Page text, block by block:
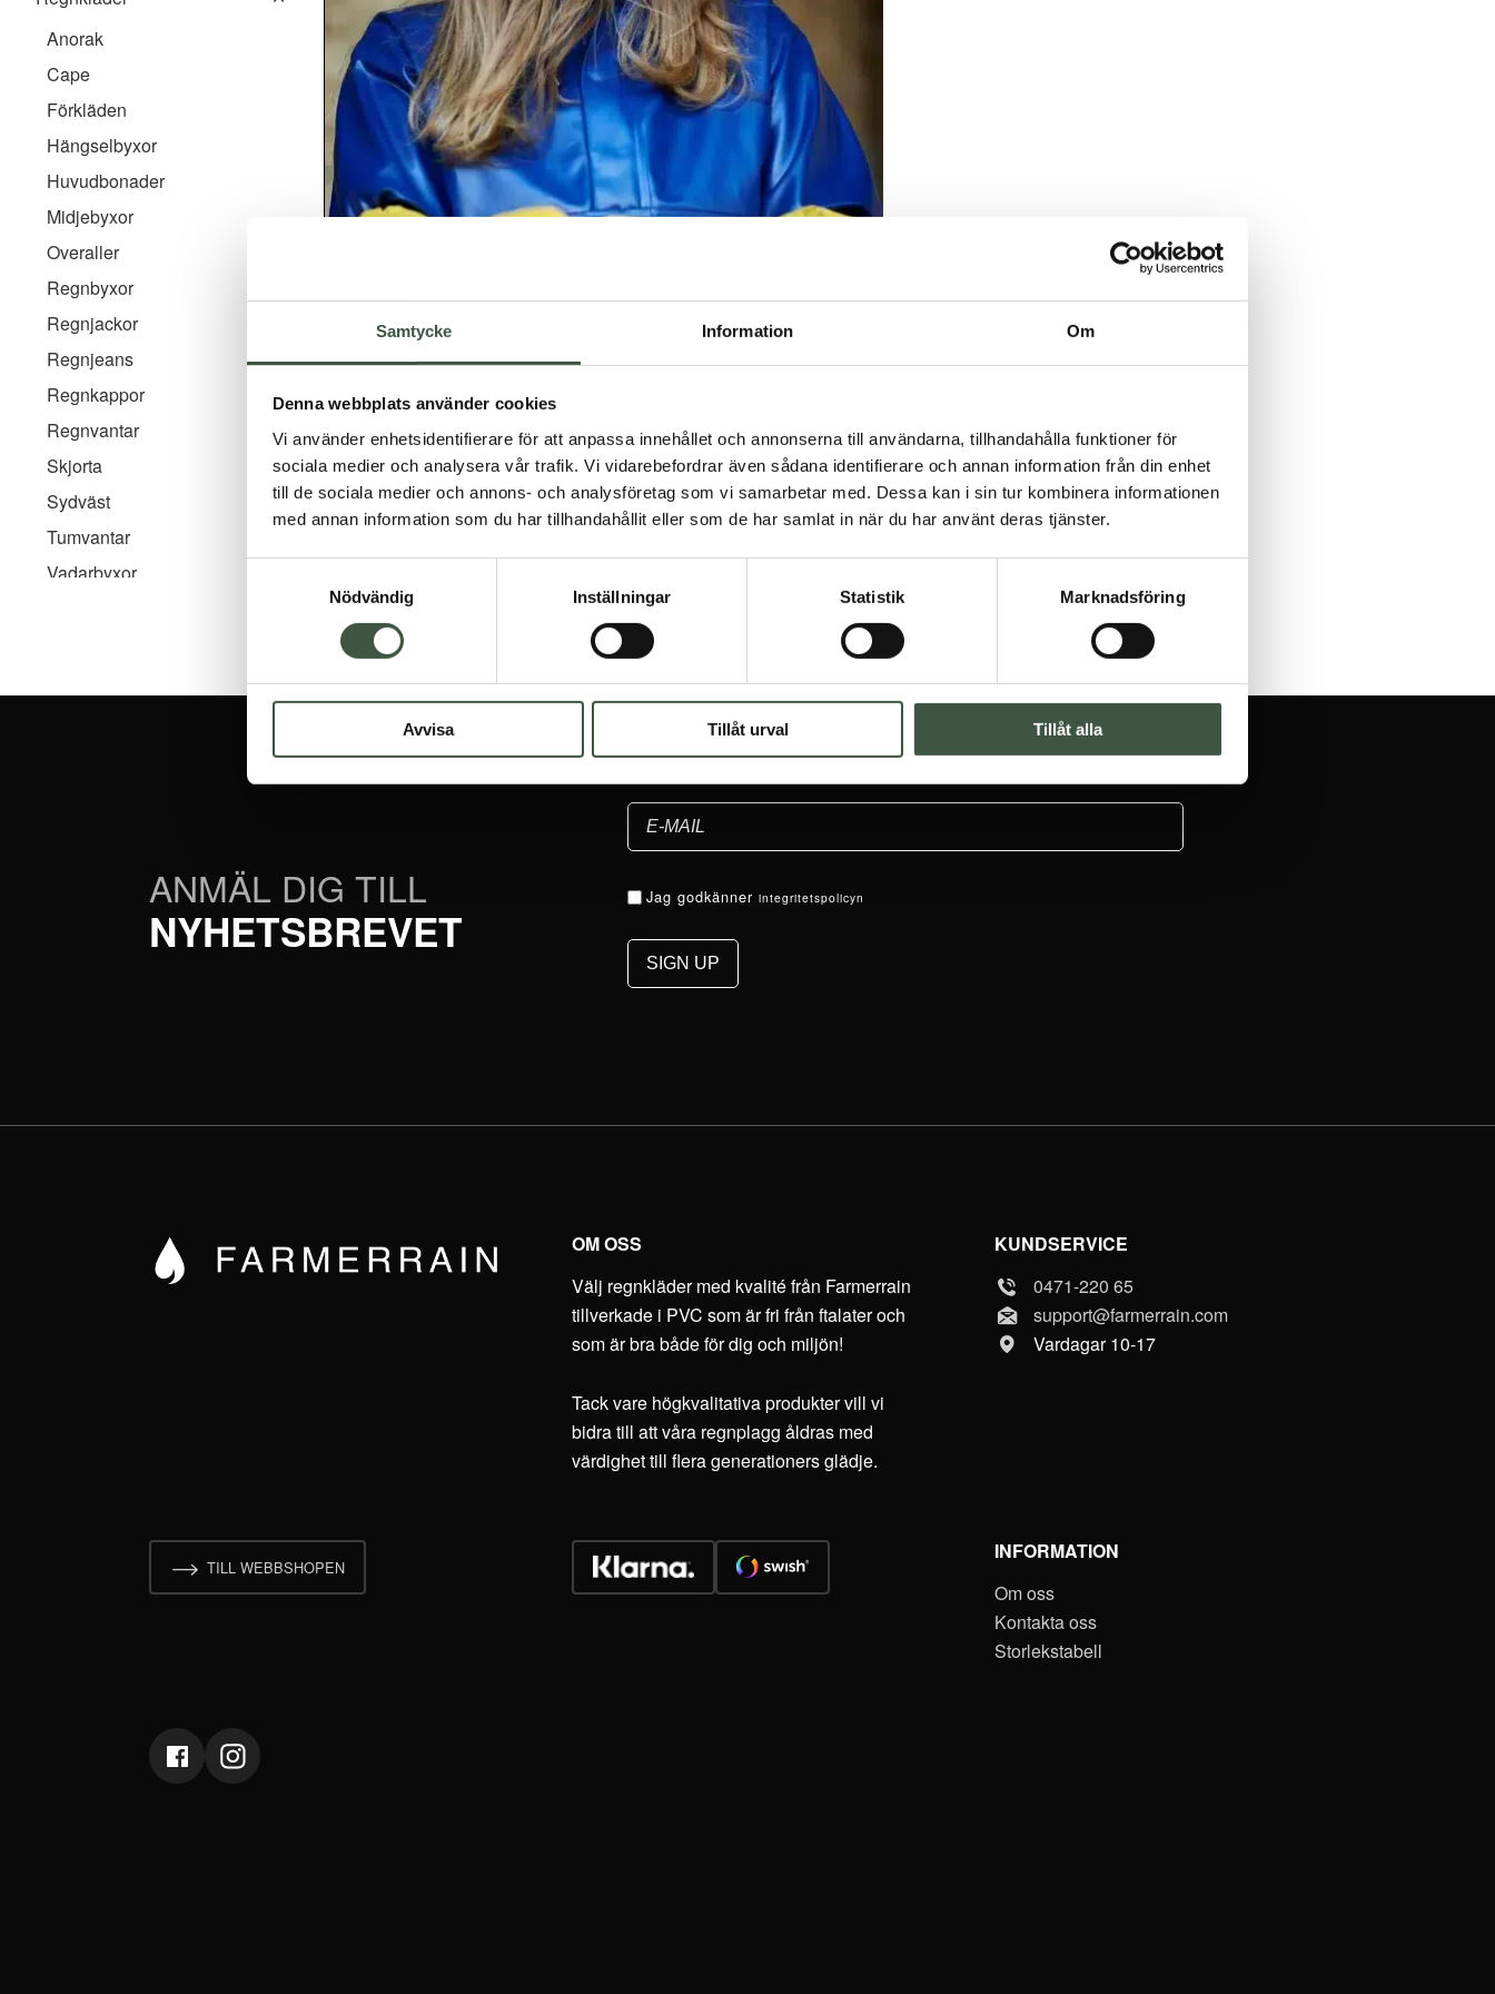
Samtycke Information Om
Denna webbplats använder cookies
Vi använder enhetsidentifierare för att anpassa innehållet och annonserna till användarna, tillhandahålla funktioner för
sociala medier och analysera vår trafik. Vi vidarebefordrar även sådana identifierare och annan information från din enhet
till de sociala medier och annons- och analysföretag som vi samarbetar med. Dessa kan i sin tur kombinera informationen
med annan information som du har tillhandahållit eller som de har samlat in när du har använt deras tjänster.
Nödvändig
Inställningar Statistik Marknadsföring
Avvisa Tillåt urval Tillåt alla
Sittdyna
Tröjor
Väskor
Sittdyna barn
Sydväst barn
Anorak
Cape
Förkläden
Hängselbyxor
Huvudbonader
Midjebyxor
Overaller
Regnbyxor
Regnjackor
Regnjeans
Regnkappor
Regnvantar
Skjorta
Sydväst
Tumvantar
Vadarbyxor
Arbetsvante Bio+ 490 kr
ANMÄL DIG TILL
NYHETSBREVET
Jag godkännerintegritetspolicyn
TILL WEBBSHOPEN
OM OSS
Välj regnkläder med kvalité från Farmerrain
tillverkade i PVC som är fri från ftalater och
som är bra både för dig och miljön!
Tack vare högkvalitativa produkter vill vi
bidra till att våra regnplagg åldras med
värdighet till flera generationers glädje.
KUNDSERVICE
0471-220 65
support@farmerrain.com
Vardagar 10-17
INFORMATION
Om oss
Kontakta oss
Storlekstabell